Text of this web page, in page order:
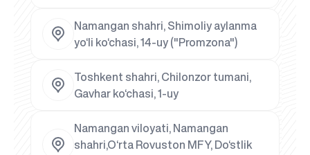
Namangan shahri, Shimoliy aylanma
yo‘li ko‘chasi, 14-uy ("Promzona")
Toshkent shahri, Chilonzor tumani,
Gavhar ko‘chasi, 1-uy
Namangan viloyati, Namangan
shahri,O‘rta Rovuston MFY, Do‘stlik